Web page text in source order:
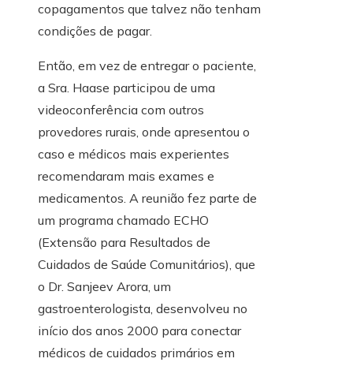
copagamentos que talvez não tenham
condições de pagar.
Então, em vez de entregar o paciente,
a Sra. Haase participou de uma
videoconferência com outros
provedores rurais, onde apresentou o
caso e médicos mais experientes
recomendaram mais exames e
medicamentos. A reunião fez parte de
um programa chamado ECHO
(Extensão para Resultados de
Cuidados de Saúde Comunitários), que
o Dr. Sanjeev Arora, um
gastroenterologista, desenvolveu no
início dos anos 2000 para conectar
médicos de cuidados primários em